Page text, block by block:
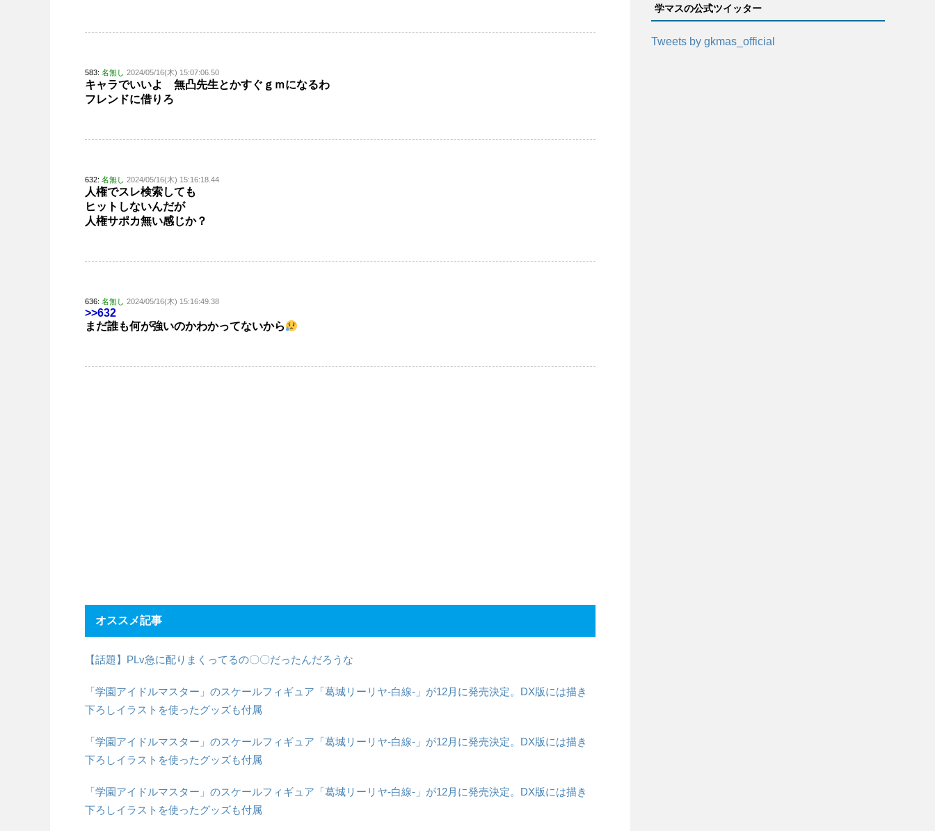
583: 名無し 2024/05/16(木) 15:07:06.50
キャラでいいよ 無凸先生とかすぐｇｍになるわ
フレンドに借りろ
632: 名無し 2024/05/16(木) 15:16:18.44
人権でスレ検索しても
ヒットしないんだが
人権サポカ無い感じか？
636: 名無し 2024/05/16(木) 15:16:49.38
>>632
まだ誰も何が強いのかわかってないから
オススメ記事
【話題】PLv急に配りまくってるの〇〇だったんだろうな
「学園アイドルマスター」のスケールフィギュア「葛城リーリヤ-白線-」が12月に発売決定。DX版には描き
下ろしイラストを使ったグッズも付属
「学園アイドルマスター」のスケールフィギュア「葛城リーリヤ-白線-」が12月に発売決定。DX版には描き
下ろしイラストを使ったグッズも付属
「学園アイドルマスター」のスケールフィギュア「葛城リーリヤ-白線-」が12月に発売決定。DX版には描き
下ろしイラストを使ったグッズも付属
学マスの公式ツイッター
Tweets by gkmas_official